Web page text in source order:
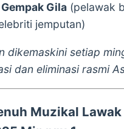
Gila (pelawak
jemputan)
dikemaskini setiap
dan eliminasi rasmi
Muzikal Lawak